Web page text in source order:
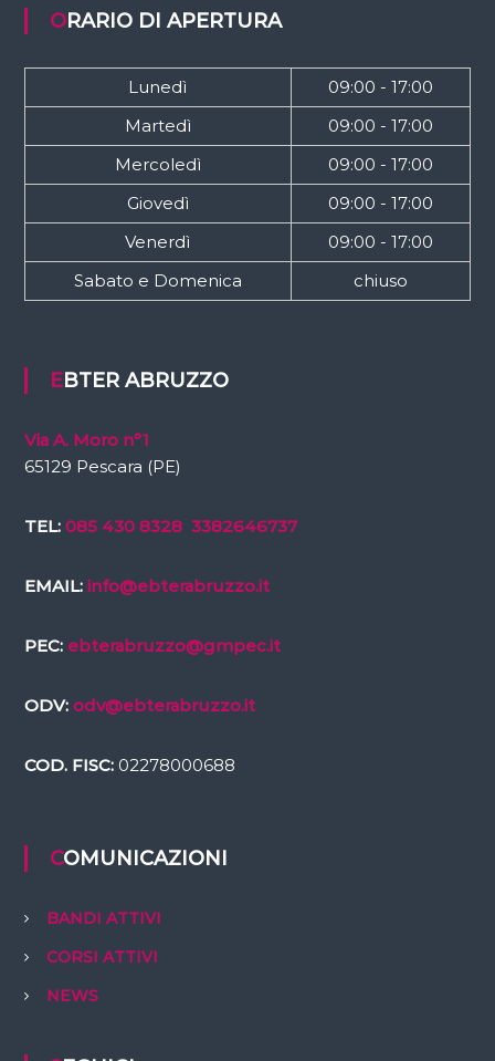
ORARIO DI APERTURA
Lunedì
09:00 - 17:00
Martedì
09:00 - 17:00
Mercoledì
09:00 - 17:00
Giovedì
09:00 - 17:00
Venerdì
09:00 - 17:00
Sabato e Domenica
chiuso
EBTER ABRUZZO
Via A. Moro n°1
65129 Pescara (PE)
TEL: 085 430 8328 3382646737
EMAIL: info@ebterabruzzo.it
PEC: ebterabruzzo@gmpec.it
ODV: odv@ebterabruzzo.it
COD. FISC:02278000688
COMUNICAZIONI
BANDI ATTIVI
CORSI ATTIVI
NEWS